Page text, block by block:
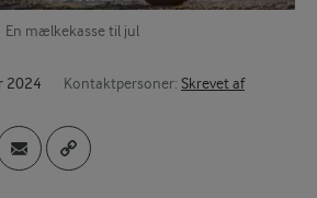
En mælkekasse til jul
2024 Kontaktpersoner: Skrevet af